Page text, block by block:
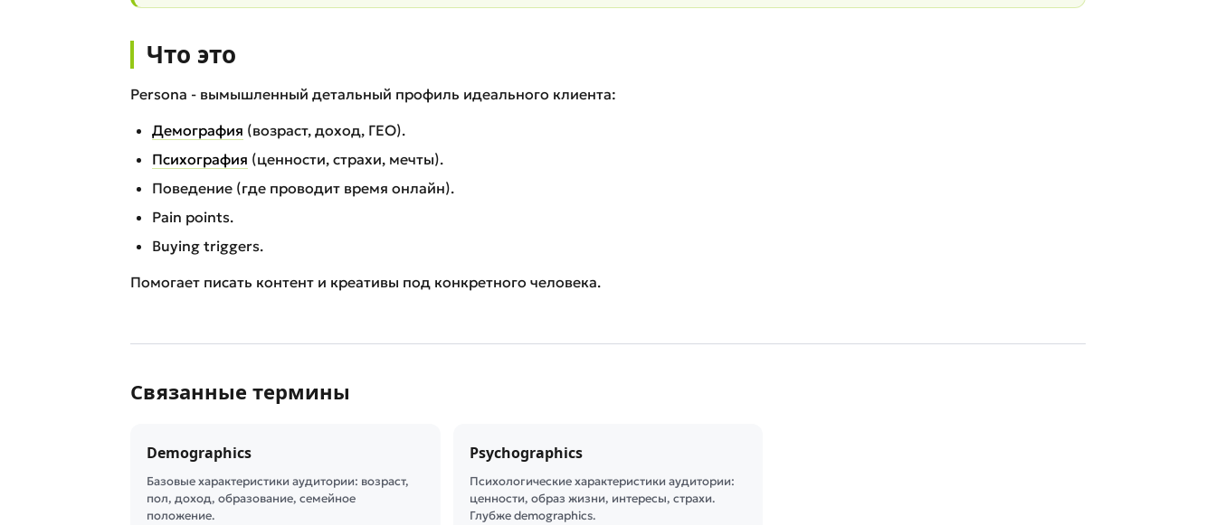
Что это
Persona - вымышленный детальный профиль идеального клиента:
Демография (возраст, доход, ГЕО).
Психография (ценности, страхи, мечты).
Поведение (где проводит время онлайн).
Pain points.
Buying triggers.
Помогает писать контент и креативы под конкретного человека.
Связанные термины
Demographics
Базовые характеристики аудитории: возраст,
пол, доход, образование, семейное
положение.
Psychographics
Психологические характеристики аудитории:
ценности, образ жизни, интересы, страхи.
Глубже demographics.